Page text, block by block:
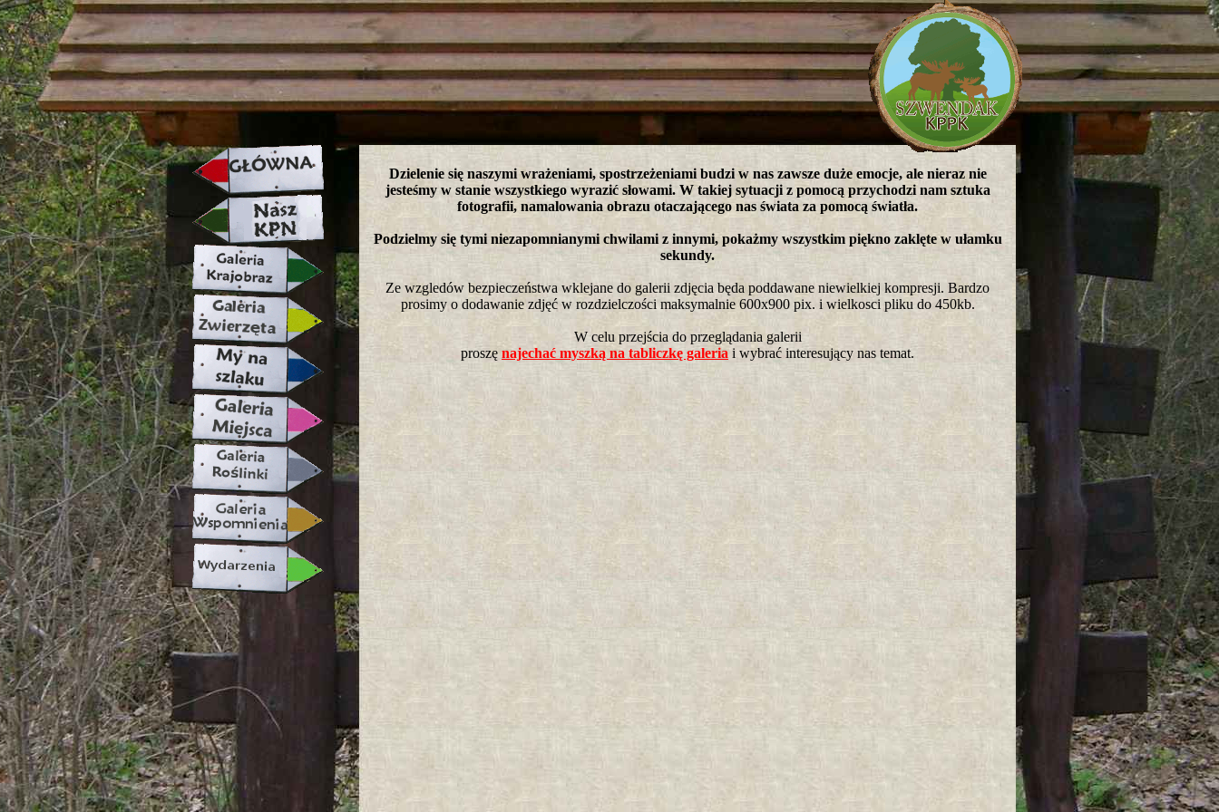
strona w naprawie zapraszamy jutro ;)
Dzielenie się naszymi wrażeniami, spostrzeżeniami budzi w nas zawsze duże emocje, ale nieraz nie
jesteśmy w stanie wszystkiego wyrazić słowami. W takiej sytuacji z pomocą przychodzi nam sztuka
fotografii, namalowania obrazu otaczającego nas świata za pomocą światła.
Podzielmy się tymi niezapomnianymi chwilami z innymi, pokażmy wszystkim piękno zaklęte w ułamku
sekundy.
Ze wzgledów bezpieczeństwa wklejane do galerii zdjęcia będa poddawane niewielkiej kompresji. Bardzo
prosimy o dodawanie zdjęć w rozdzielczości maksymalnie 600x900 pix. i wielkosci pliku do 450kb.
W celu przejścia do przeglądania galerii
proszę najechać myszką na tabliczkę galeria i wybrać interesujący nas temat.